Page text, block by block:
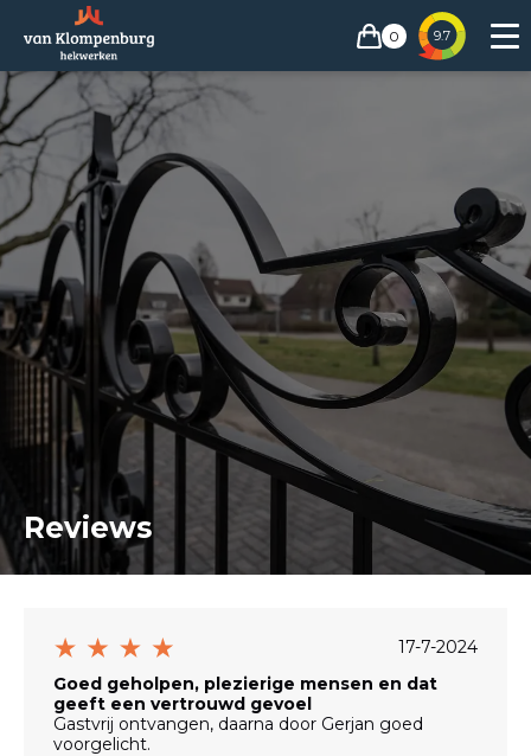
0 9.7
Reviews
17-7-2024
Goed geholpen, plezierige mensen en dat
geeft een vertrouwd gevoel
Gastvrij ontvangen, daarna door Gerjan goed
voorgelicht.